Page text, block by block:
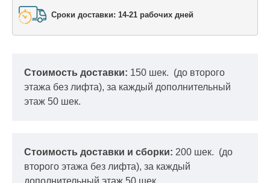
Сроки доставки: 14-21 рабочих дней
Стоимость доставки: 150 шек. (до второго
этажа без лифта), за каждый дополнительный
этаж 50 шек.
Стоимость доставки и сборки: 200 шек. (до
второго этажа без лифта), за каждый
дополнительный этаж 50 шек.